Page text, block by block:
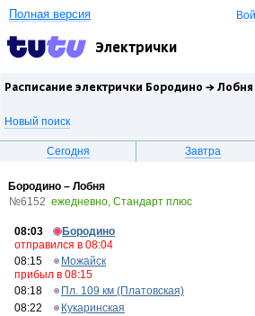
Полная версия
Электрички
Расписание электрички Бородино → Лобня
Новый поиск
Сегодня Завтра
Бородино – Лобня
№6152 ежедневно, Стандарт плюс
08:03
Бородино
отправился в 08:04
08:15
Можайск
прибыл в 08:15
08:18
Пл. 109 км (Платовская)
08:22
Кукаринская